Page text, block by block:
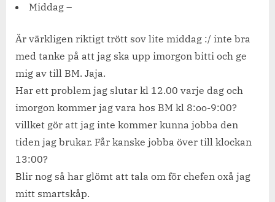
Middag –
Är värkligen riktigt trött sov lite middag :/ inte bra
med tanke på att jag ska upp imorgon bitti och ge
mig av till BM. Jaja.
Har ett problem jag slutar kl 12.00 varje dag och
imorgon kommer jag vara hos BM kl 8:oo-9:00?
villket gör att jag inte kommer kunna jobba den
tiden jag brukar. Får kanske jobba över till klockan
13:00?
Blir nog så har glömt att tala om för chefen oxå jag
mitt smartskåp.